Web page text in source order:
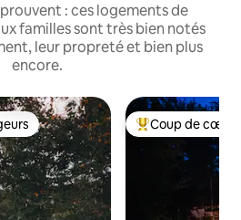
: ces logements de
familles sont très bien notés
leur propreté et bien plus
encore.
les plus appréciés Coups de cœur
Coup de cœur